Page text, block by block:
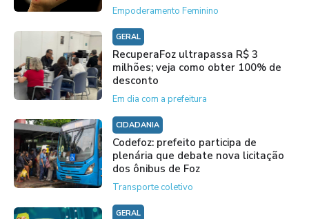
Empoderamento Feminino
GERAL
RecuperaFoz ultrapassa R$ 3
milhões; veja como obter 100% de
desconto
Em dia com a prefeitura
CIDADANIA
Codefoz: prefeito participa de
plenária que debate nova licitação
dos ônibus de Foz
Transporte coletivo
GERAL